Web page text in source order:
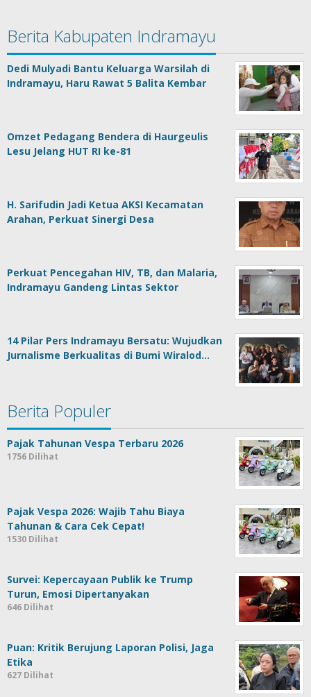
Berita Kabupaten Indramayu
Dedi Mulyadi Bantu Keluarga Warsilah di
Indramayu, Haru Rawat 5 Balita Kembar
Omzet Pedagang Bendera di Haurgeulis
Lesu Jelang HUT RI ke-81
H. Sarifudin Jadi Ketua AKSI Kecamatan
Arahan, Perkuat Sinergi Desa
Perkuat Pencegahan HIV, TB, dan Malaria,
Indramayu Gandeng Lintas Sektor
14 Pilar Pers Indramayu Bersatu: Wujudkan
Jurnalisme Berkualitas di Bumi Wiralod…
Berita Populer
Pajak Tahunan Vespa Terbaru 2026
1756 Dilihat
Pajak Vespa 2026: Wajib Tahu Biaya
Tahunan & Cara Cek Cepat!
1530 Dilihat
Survei: Kepercayaan Publik ke Trump
Turun, Emosi Dipertanyakan
646 Dilihat
Puan: Kritik Berujung Laporan Polisi, Jaga
Etika
627 Dilihat